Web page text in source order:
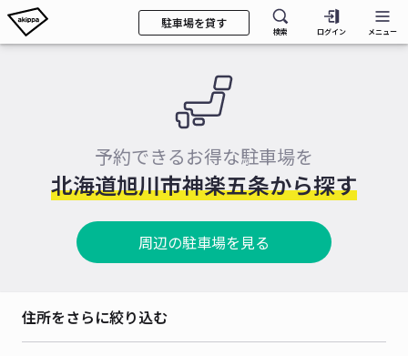
駐車場を貸す
検索 ログイン メニュー
予約できるお得な駐車場を
北海道旭川市神楽五条から探す
周辺の駐車場を見る
住所をさらに絞り込む